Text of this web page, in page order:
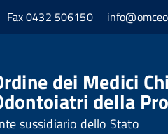
Fax 0432 506150
dei Medici
della
sussidiario dello Stato